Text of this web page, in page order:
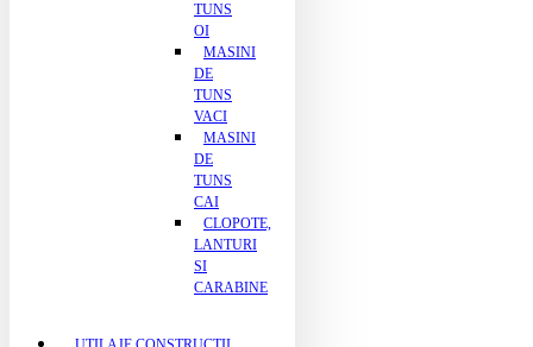
TUNS
OI
MASINI
DE
TUNS
VACI
MASINI
DE
TUNS
CAI
CLOPOTE,
LANTURI
SI
CARABINE